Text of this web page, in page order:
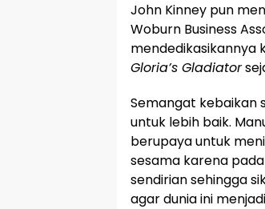
John Kinney pun
Woburn Business
mendedikasikannya
Gloria’s Gladiator
Semangat kebaikan
untuk lebih baik.
berupaya untuk
sesama karena
sendirian sehingga
agar dunia ini